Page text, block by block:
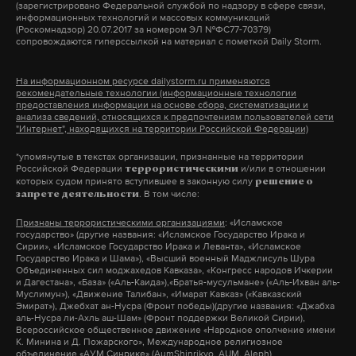
Макс Telegram
#рпц #иноагент # кураев #рф
Автор «Ночного дозора»
уверен, что иноагент Быков
должен быть признан
Ранее в этот список включили включили
Бориса Акунина
#минюст #иноагент # кураев #иностранный агент
(зарегистрировано Федеральной службой по надзору в сфере связи,
информационных технологий и массовых коммуникаций
(Роскомнадзор) 20.07.2017 за номером ЭЛ №ФС77-70379)
сопровождаются гиперссылкой на материал с пометкой Daily Storm.
На информационном ресурсе dailystorm.ru применяются
рекомендательные технологии (информационные технологии
предоставления информации на основе сбора, систематизации и
анализа сведений, относящихся к предпочтениям пользователей сети
"Интернет", находящихся на территории Российской Федерации)
*упомянутые в текстах организации, признанные на территории
Российской Федерации террористическими и/или в отношении
которых судом принято вступившее в законную силу решение о
запрете деятельности. В том числе:
Признаны террористическими организациями: «Исламское
государство» (другие названия: «Исламское Государство Ирака и
Сирии», «Исламское Государство Ирака и Леванта», «Исламское
Государство Ирака и Шама»), «Высший военный Маджлисуль Шура
Объединенных сил моджахедов Кавказа», «Конгресс народов Ичкерии
и Дагестана», «База» («Аль-Каида»),«Братья-мусульмане» («Аль-Ихван аль-
Муслимун»), «Движение Талибан», «Имарат Кавказ» («Кавказский
Эмират»), Джебхат ан-Нусра (Фронт победы)(другие названия: «Джабха
аль-Нусра ли-Ахль аш-Шам» (Фронт поддержки Великой Сирии),
Всероссийское общественное движение «Народное ополчение имени
К. Минина и Д. Пожарского», Международное религиозное
объединение «АУМ Синрике» (AumShinrikyo, AUM, Aleph)